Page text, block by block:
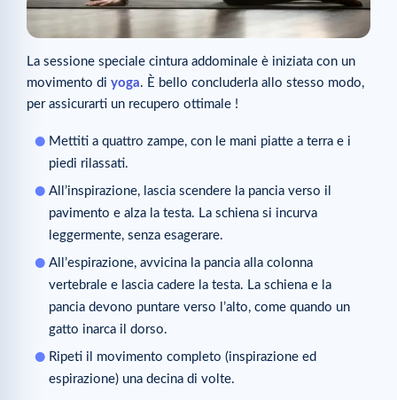
La sessione speciale cintura addominale è iniziata con un
movimento di yoga. È bello concluderla allo stesso modo,
per assicurarti un recupero ottimale !
Mettiti a quattro zampe, con le mani piatte a terra e i
piedi rilassati.
All’inspirazione, lascia scendere la pancia verso il
pavimento e alza la testa. La schiena si incurva
leggermente, senza esagerare.
All’espirazione, avvicina la pancia alla colonna
vertebrale e lascia cadere la testa. La schiena e la
pancia devono puntare verso l’alto, come quando un
gatto inarca il dorso.
Ripeti il movimento completo (inspirazione ed
espirazione) una decina di volte.